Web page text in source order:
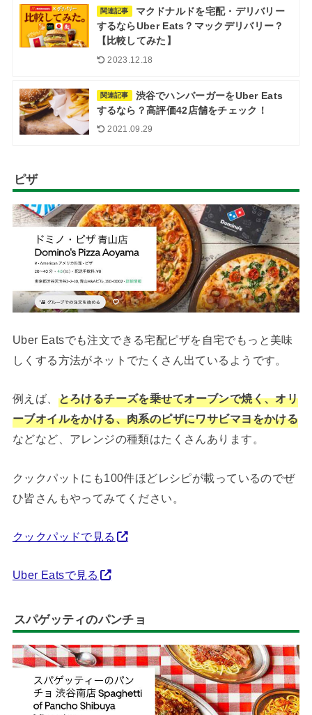
関連記事
マクドナルドを宅配・デリバリー
するならUber Eats？マックデリバリー？
【比較してみた】
2023.12.18
関連記事
渋谷でハンバーガーをUber Eats
するなら？高評価42店舗をチェック！
2021.09.29
ピザ
Uber Eatsでも注文できる宅配ピザを自宅でもっと美味
しくする方法がネットでたくさん出ているようです。
例えば、 とろけるチーズを乗せてオーブンで焼く、オリ
ーブオイルをかける、肉系のピザにワサビマヨをかける
などなど、アレンジの種類はたくさんあります。
クックパットにも100件ほどレシピが載っているのでぜ
ひ皆さんもやってみてください。
クックパッドで見る
Uber Eatsで見る
スパゲッティのパンチョ